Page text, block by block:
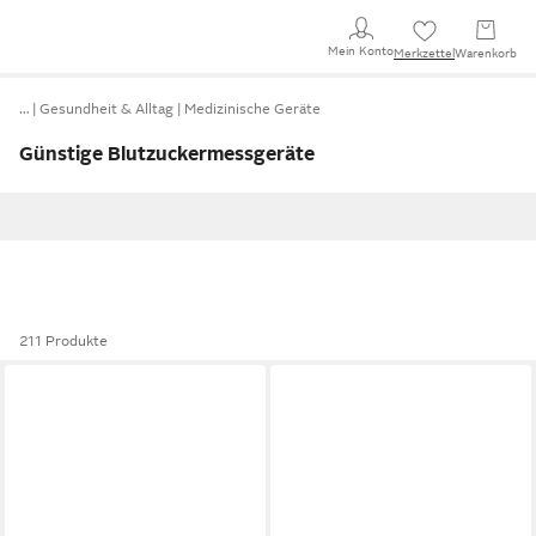
Mein KontoMerkzettel Warenkorb
… Gesundheit & Alltag Medizinische Geräte
Günstige Blutzuckermessgeräte
211 Produkte